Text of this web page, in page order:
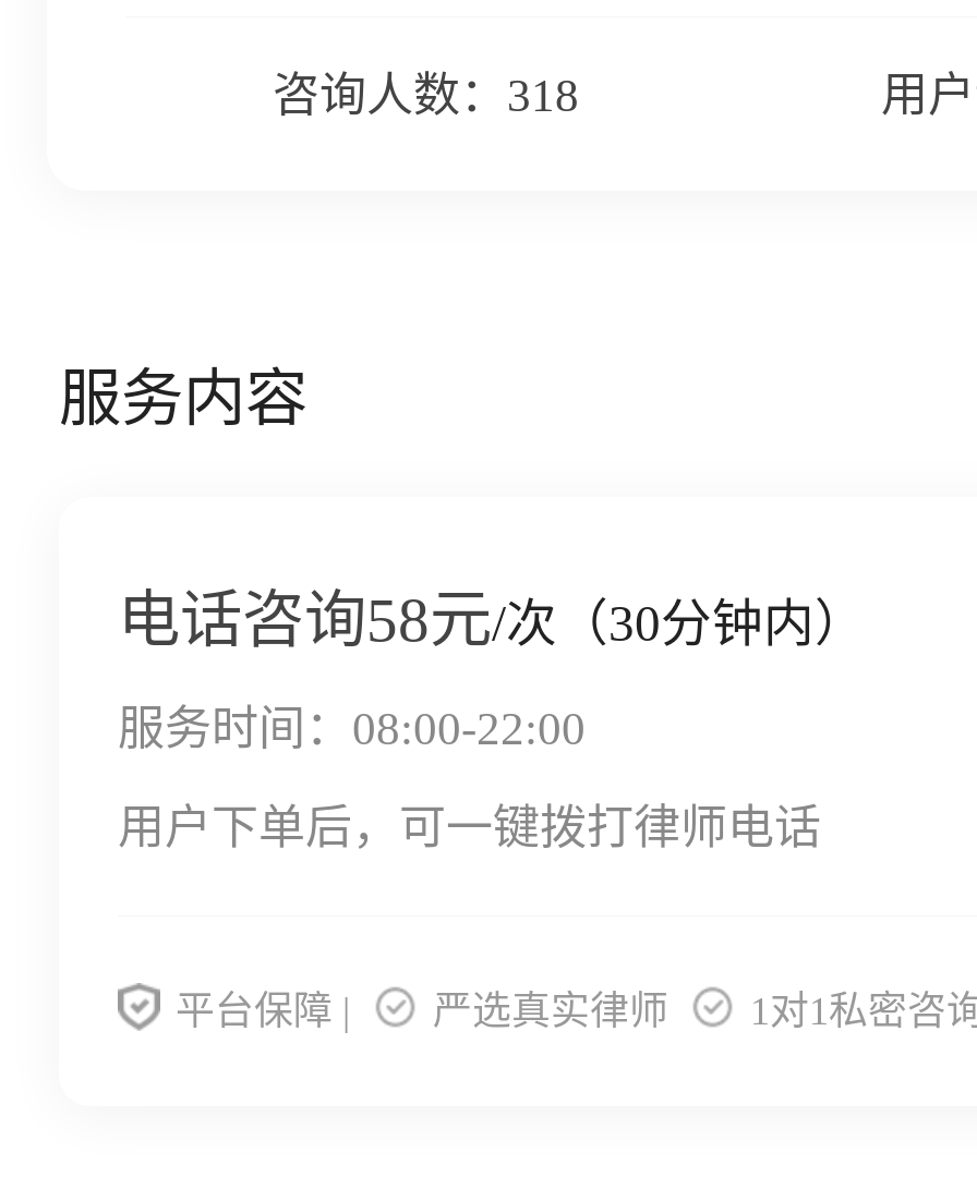
咨询人数：318 用
服务内容
电话咨询58元/次（30分钟内）
服务时间：08:00-22:00
用户下单后，可一键拨打律师电话
平台保障 | 严选真实律师 1对1私密咨